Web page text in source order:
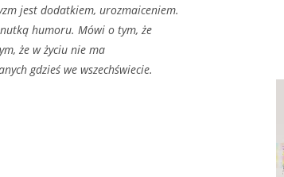
jest dodatkiem, urozmaiceniem.
humoru. Mówi o tym, że
że w życiu nie ma
gdzieś we wszechświecie.